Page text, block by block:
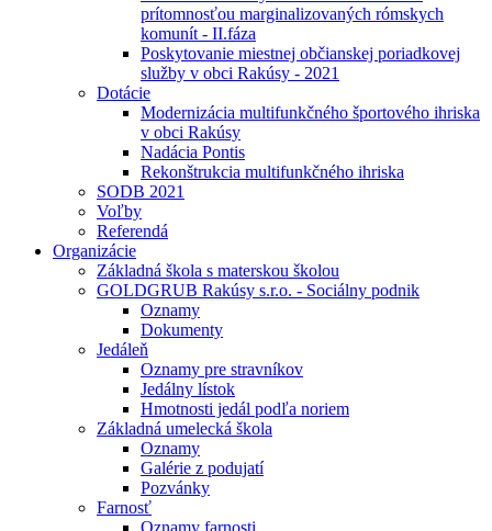
prítomnosťou marginalizovaných rómskych
komunít - II.fáza
Poskytovanie miestnej občianskej poriadkovej
služby v obci Rakúsy - 2021
Dotácie
Modernizácia multifunkčného športového ihriska
v obci Rakúsy
Nadácia Pontis
Rekonštrukcia multifunkčného ihriska
SODB 2021
Voľby
Referendá
Organizácie
Základná škola s materskou školou
GOLDGRUB Rakúsy s.r.o. - Sociálny podnik
Oznamy
Dokumenty
Jedáleň
Oznamy pre stravníkov
Jedálny lístok
Hmotnosti jedál podľa noriem
Základná umelecká škola
Oznamy
Galérie z podujatí
Pozvánky
Farnosť
Oznamy farnosti